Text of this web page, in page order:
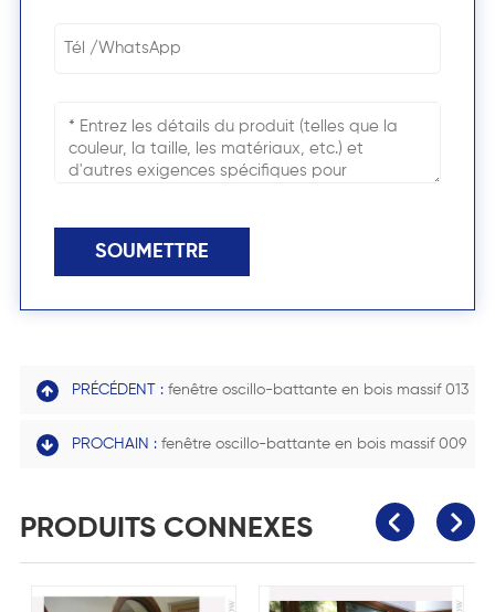
SOUMETTRE
PRÉCÉDENT : fenêtre oscillo-battante en bois massif 013
PROCHAIN : fenêtre oscillo-battante en bois massif 009
PRODUITS CONNEXES